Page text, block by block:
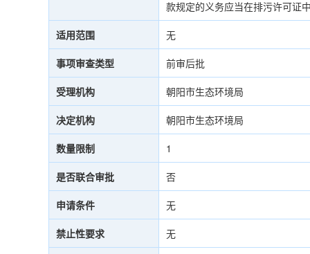
款规定的义务应当在排污许可证
适用范围 无
事项审查类型 前审后批
受理机构 朝阳市生态环境局
决定机构 朝阳市生态环境局
数量限制 1
是否联合审批 否
申请条件 无
禁止性要求 无